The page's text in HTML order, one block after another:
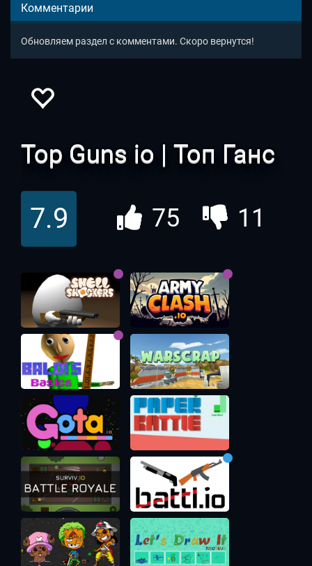
Комментарии
Обновляем раздел с комментами. Скоро вернутся!
Top Guns io | Топ Ганс
ио
7.9 75 11